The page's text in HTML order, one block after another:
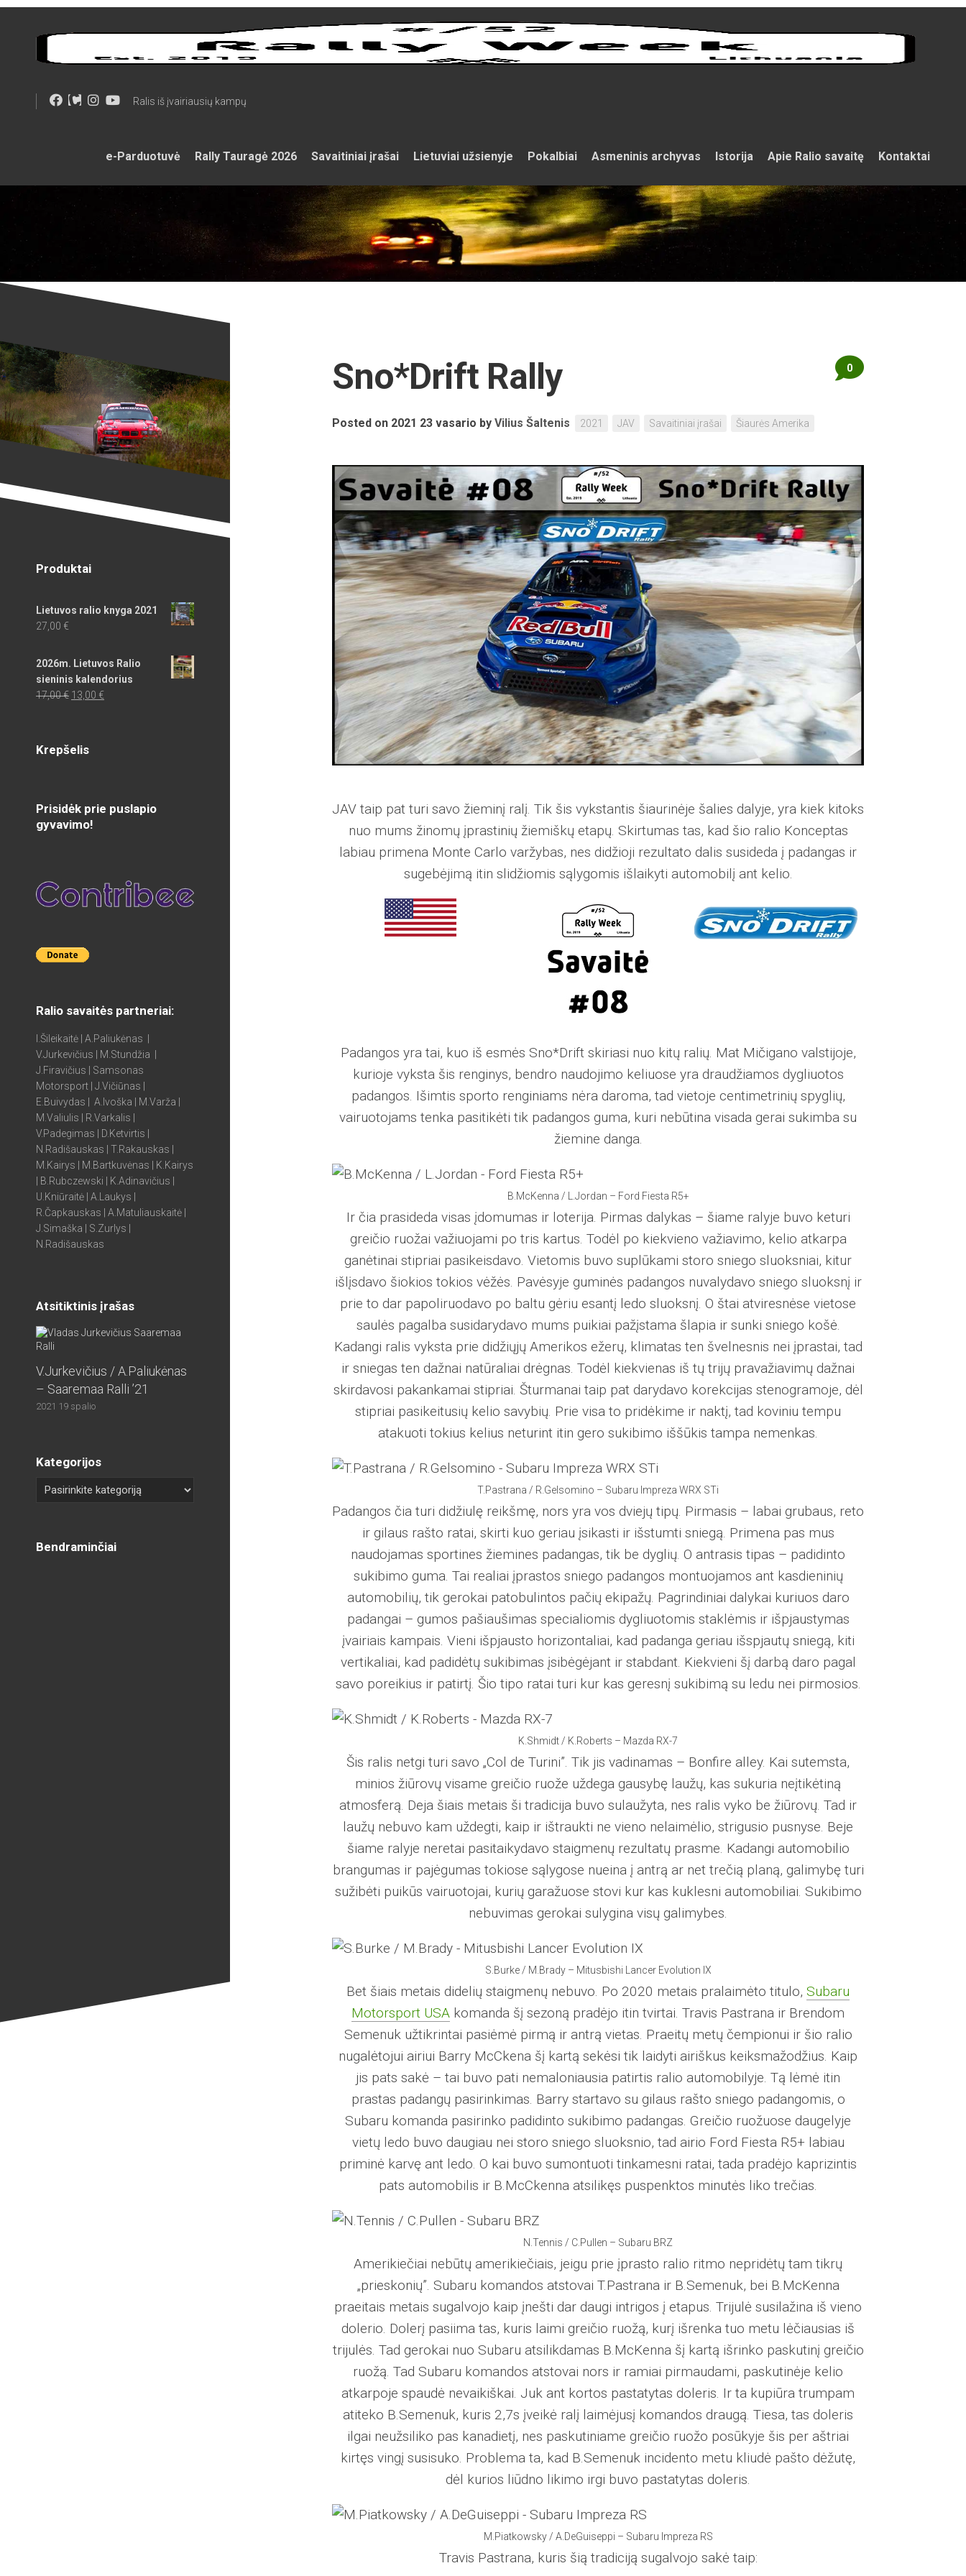
Skip
content
Ralis iš įvairiausių kampų
e-Parduotuvė Rally Tauragė 2026 Savaitiniai įrašai Lietuviai užsienyje Pokalbiai Asmeninis archyvas Istorija Apie Ralio savaitę Kontaktai
Sno*Drift Rally
Posted on 2021 23 vasario by Vilius Šaltenis 2021 JAV Savaitiniai įrašai Šiaurės Amerika
0
JAV taip pat turi savo žieminį ralį. Tik šis vykstantis šiaurinėje šalies dalyje, yra kiek kitoks
nuo mums žinomų įprastinių žiemiškų etapų. Skirtumas tas, kad šio ralio Konceptas
labiau primena Monte Carlo varžybas, nes didžioji rezultato dalis susideda į padangas ir
sugebėjimą itin slidžiomis sąlygomis išlaikyti automobilį ant kelio.
Padangos yra tai, kuo iš esmės Sno*Drift skiriasi nuo kitų ralių. Mat Mičigano valstijoje,
kurioje vyksta šis renginys, bendro naudojimo keliuose yra draudžiamos dygliuotos
padangos. Išimtis sporto renginiams nėra daroma, tad vietoje centimetrinių spyglių,
vairuotojams tenka pasitikėti tik padangos guma, kuri nebūtina visada gerai sukimba su
žiemine danga.
B.McKenna / L.Jordan – Ford Fiesta R5+
Ir čia prasideda visas įdomumas ir loterija. Pirmas dalykas – šiame ralyje buvo keturi
greičio ruožai važiuojami po tris kartus. Todėl po kiekvieno važiavimo, kelio atkarpa
ganėtinai stipriai pasikeisdavo. Vietomis buvo suplūkami storo sniego sluoksniai, kitur
išlįsdavo šiokios tokios vėžės. Pavėsyje guminės padangos nuvalydavo sniego sluoksnį ir
prie to dar papoliruodavo po baltu gėriu esantį ledo sluoksnį. O štai atviresnėse vietose
saulės pagalba susidarydavo mums puikiai pažįstama šlapia ir sunki sniego košė.
Kadangi ralis vyksta prie didžiųjų Amerikos ežerų, klimatas ten švelnesnis nei įprastai, tad
ir sniegas ten dažnai natūraliai drėgnas. Todėl kiekvienas iš tų trijų pravažiavimų dažnai
skirdavosi pakankamai stipriai. Šturmanai taip pat darydavo korekcijas stenogramoje, dėl
stipriai pasikeitusių kelio savybių. Prie visa to pridėkime ir naktį, tad koviniu tempu
atakuoti tokius kelius neturint itin gero sukibimo iššūkis tampa nemenkas.
T.Pastrana / R.Gelsomino – Subaru Impreza WRX STi
Padangos čia turi didžiulę reikšmę, nors yra vos dviejų tipų. Pirmasis – labai grubaus, reto
ir gilaus rašto ratai, skirti kuo geriau įsikasti ir išstumti sniegą. Primena pas mus
naudojamas sportines žiemines padangas, tik be dyglių. O antrasis tipas – padidinto
sukibimo guma. Tai realiai įprastos sniego padangos montuojamos ant kasdieninių
automobilių, tik gerokai patobulintos pačių ekipažų. Pagrindiniai dalykai kuriuos daro
padangai – gumos pašiaušimas specialiomis dygliuotomis staklėmis ir išpjaustymas
įvairiais kampais. Vieni išpjausto horizontaliai, kad padanga geriau išspjautų sniegą, kiti
vertikaliai, kad padidėtų sukibimas įsibėgėjant ir stabdant. Kiekvieni šį darbą daro pagal
savo poreikius ir patirtį. Šio tipo ratai turi kur kas geresnį sukibimą su ledu nei pirmosios.
K.Shmidt / K.Roberts – Mazda RX-7
Šis ralis netgi turi savo „Col de Turini”. Tik jis vadinamas – Bonfire alley. Kai sutemsta,
minios žiūrovų visame greičio ruože uždega gausybę laužų, kas sukuria neįtikėtiną
atmosferą. Deja šiais metais ši tradicija buvo sulaužyta, nes ralis vyko be žiūrovų. Tad ir
laužų nebuvo kam uždegti, kaip ir ištraukti ne vieno nelaimėlio, strigusio pusnyse. Beje
šiame ralyje neretai pasitaikydavo staigmenų rezultatų prasme. Kadangi automobilio
brangumas ir pajėgumas tokiose sąlygose nueina į antrą ar net trečią planą, galimybę turi
sužibėti puikūs vairuotojai, kurių garažuose stovi kur kas kuklesni automobiliai. Sukibimo
nebuvimas gerokai sulygina visų galimybes.
S.Burke / M.Brady – Mitusbishi Lancer Evolution IX
Bet šiais metais didelių staigmenų nebuvo. Po 2020 metais pralaimėto titulo, Subaru
Motorsport USA komanda šį sezoną pradėjo itin tvirtai. Travis Pastrana ir Brendom
Semenuk užtikrintai pasiėmė pirmą ir antrą vietas. Praeitų metų čempionui ir šio ralio
nugalėtojui airiui Barry McCkena šį kartą sekėsi tik laidyti airiškus keiksmažodžius. Kaip
jis pats sakė – tai buvo pati nemaloniausia patirtis ralio automobilyje. Tą lėmė itin
prastas padangų pasirinkimas. Barry startavo su gilaus rašto sniego padangomis, o
Subaru komanda pasirinko padidinto sukibimo padangas. Greičio ruožuose daugelyje
vietų ledo buvo daugiau nei storo sniego sluoksnio, tad airio Ford Fiesta R5+ labiau
priminė karvę ant ledo. O kai buvo sumontuoti tinkamesni ratai, tada pradėjo kaprizintis
pats automobilis ir B.McCkenna atsilikęs puspenktos minutės liko trečias.
N.Tennis / C.Pullen – Subaru BRZ
Amerikiečiai nebūtų amerikiečiais, jeigu prie įprasto ralio ritmo nepridėtų tam tikrų
„prieskonių”. Subaru komandos atstovai T.Pastrana ir B.Semenuk, bei B.McKenna
praeitais metais sugalvojo kaip įnešti dar daugi intrigos į etapus. Trijulė susilažina iš vieno
dolerio. Dolerį pasiima tas, kuris laimi greičio ruožą, kurį išrenka tuo metu lėčiausias iš
trijulės. Tad gerokai nuo Subaru atsilikdamas B.McKenna šį kartą išrinko paskutinį greičio
ruožą. Tad Subaru komandos atstovai nors ir ramiai pirmaudami, paskutinėje kelio
atkarpoje spaudė nevaikiškai. Juk ant kortos pastatytas doleris. Ir ta kupiūra trumpam
atiteko B.Semenuk, kuris 2,7s įveikė ralį laimėjusį komandos draugą. Tiesa, tas doleris
ilgai neužsiliko pas kanadietį, nes paskutiniame greičio ruožo posūkyje šis per aštriai
kirtęs vingį susisuko. Problema ta, kad B.Semenuk incidento metu kliudė pašto dėžutę,
dėl kurios liūdno likimo irgi buvo pastatytas doleris.
M.Piatkowsky / A.DeGuiseppi – Subaru Impreza RS
Travis Pastrana, kuris šią tradiciją sugalvojo sakė taip:
Produktai
Lietuvos ralio knyga 2021
27,00 €
2026m. Lietuvos Ralio
sieninis kalendorius
17,00€ Original
13,00 €Current
Krepšelis
Prisidėk prie puslapio
gyvavimo!
Ralio savaitės partneriai:
I.Šileikaitė | A.Paliukėnas |
V.Jurkevičius | M.Stundžia |
J.Firavičius | Samsonas
Motorsport | J.Vičiūnas |
E.Buivydas | A.Ivoška | M.Varža |
M.Valiulis | R.Varkalis |
V.Padegimas | D.Ketvirtis |
N.Radišauskas | T.Rakauskas |
M.Kairys | M.Bartkuvėnas | K.Kairys
| B.Rubczewski | K.Adinavičius |
U.Kniūraitė | A.Laukys |
R.Čapkauskas | A.Matuliauskaitė |
J.Simaška | S.Zurlys |
N.Radišauskas
Atsitiktinis įrašas
V.Jurkevičius / A.Paliukėnas
– Saaremaa Ralli ’21
2021 19 spalio
Kategorijos
Bendraminčiai